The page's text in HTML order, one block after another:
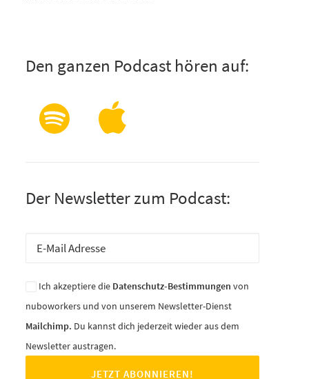
Den ganzen Podcast hören auf:
Der Newsletter zum Podcast:
Ich akzeptiere die Datenschutz-Bestimmungen von
nuboworkers und von unserem Newsletter-Dienst
Mailchimp. Du kannst dich jederzeit wieder aus dem
Newsletter austragen.